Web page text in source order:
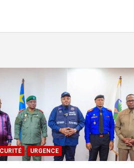
URGENCE